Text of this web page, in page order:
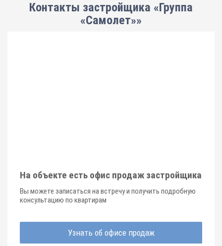
Контакты застройщика «Группа
«Самолет»»
На объекте есть офис продаж застройщика
Вы можете записаться на встречу и получить подробную
консультацию по квартирам
Узнать об офисе продаж